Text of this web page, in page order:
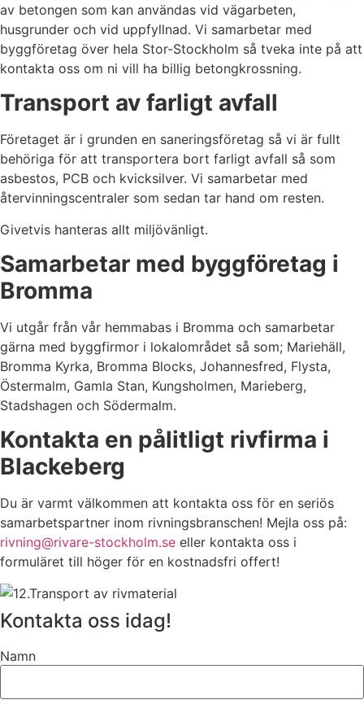
av betongen som kan användas vid vägarbeten,
husgrunder och vid uppfyllnad. Vi samarbetar med
byggföretag över hela Stor-Stockholm så tveka inte på att
kontakta oss om ni vill ha billig betongkrossning.
Transport av farligt avfall
Företaget är i grunden en saneringsföretag så vi är fullt
behöriga för att transportera bort farligt avfall så som
asbestos, PCB och kvicksilver. Vi samarbetar med
återvinningscentraler som sedan tar hand om resten.
Givetvis hanteras allt miljövänligt.
Samarbetar med byggföretag i
Bromma
Vi utgår från vår hemmabas i Bromma och samarbetar
gärna med byggfirmor i lokalområdet så som; Mariehäll,
Bromma Kyrka, Bromma Blocks, Johannesfred, Flysta,
Östermalm, Gamla Stan, Kungsholmen, Marieberg,
Stadshagen och Södermalm.
Kontakta en pålitligt rivfirma i
Blackeberg
Du är varmt välkommen att kontakta oss för en seriös
samarbetspartner inom rivningsbranschen! Mejla oss på:
rivning@rivare-stockholm.se eller kontakta oss i
formuläret till höger för en kostnadsfri offert!
Kontakta oss idag!
Namn